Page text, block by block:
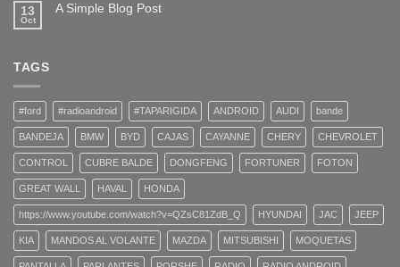
13
Oct
A Simple Blog Post
TAGS
#ford #radioandroid #TAPARIGIDA ANDROID AUDI bande
BANDEJA BMW BYD CAJAS CAYANNE CHERY CHEVROLET
CONTROL CUBRE BALDE DONGFENG FORTUNER FOTON
GREAT WALL HAVAL HONDA
https://www.youtube.com/watch?v=QZsC81ZdB_Q HYUNDAI JAC JEEP
KIA MANDOS AL VOLANTE MAZDA MITSUBISHI MOQUETAS